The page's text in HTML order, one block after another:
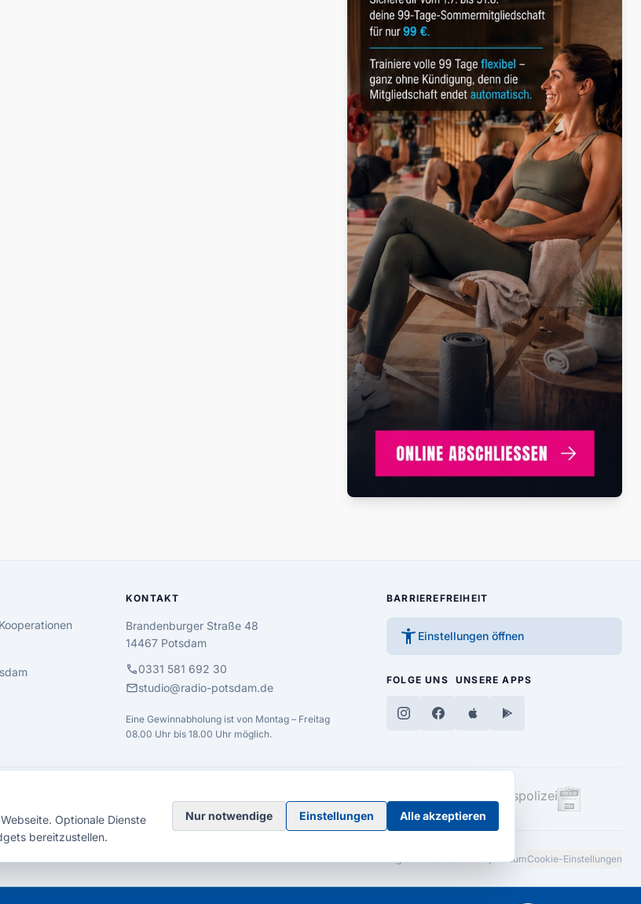
KONTAKT
Brandenburger Straße 48
14467 Potsdam
call0331 581 692 30
mailstudio@radio-potsdam.de
Eine Gewinnabholung ist von Montag – Freitag
08.00 Uhr bis 18.00 Uhr möglich.
BARRIEREFREIHEIT
accessibility_new Einstellungen öffnen
FOLGE UNS UNSERE APPS
BarrierefreiheitserklärungAGBDatenschutzImpressumCookie-Einstellungen
Optionale Dienste
bereitzustellen.
Nur notwendige Einstellungen Alle akzeptieren